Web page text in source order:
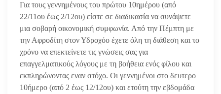
Για τους γεννημένους του πρώτου 10ημέρου (από
22/11ου έως 2/12ου) είστε σε διαδικασία να συνάψετε
μια σοβαρή οικονομική συμφωνία. Από την Πέμπτη με
την Αφροδίτη στον Υδροχόο έχετε όλη τη διάθεση και το
χρόνο να επεκτείνετε τις γνώσεις σας για
επαγγελματικούς λόγους με τη βοήθεια ενός φίλου και
εκπληρώνοντας εναν στόχο. Οι γεννημένοι στο δευτερο
10ήμερο (από 2 έως 12/12ου) και ετούτη την εβδομάδα